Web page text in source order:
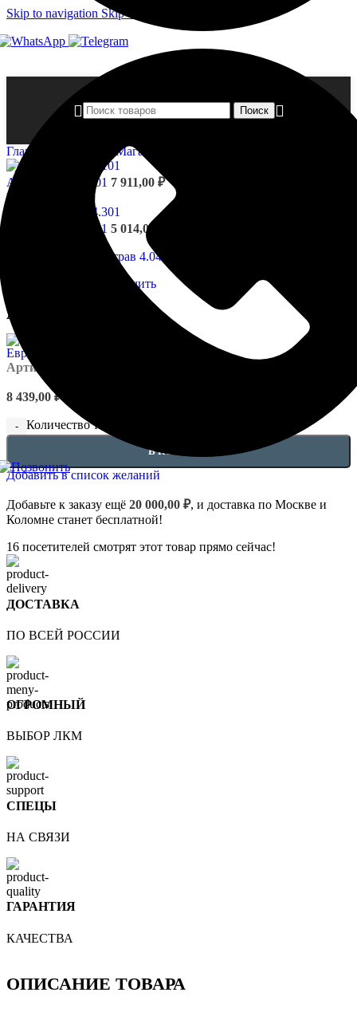
Skip to navigation Skip to main content
Поиск
Главная страница Магазин
Архитрав 4.34.101 7 911,00 ₽
Назад к товарам
Архитрав 4.04.301 5 014,00
Нажмите, чтобы увеличить
Архитрав 4.04.302
Артикул:
8 439,00₽
Количество товара Архитрав 4.04.302
В КОРЗИНУ
Добавить в список желаний
Добавьте к заказу ещё 20 000,00 ₽, и доставка по Москве и
Коломне станет бесплатной!
16 посетителей смотрят этот товар прямо сейчас!
ДОСТАВКА
ПО ВСЕЙ РОССИИ
ОГРОМНЫЙ
ВЫБОР ЛКМ
СПЕЦЫ
НА СВЯЗИ
ГАРАНТИЯ
КАЧЕСТВА
ОПИСАНИЕ ТОВАРА